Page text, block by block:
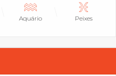
Aquário Peixes